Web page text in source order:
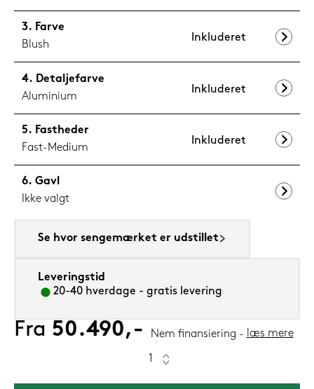
Farve
Blush
Inkluderet
Detaljefarve
Aluminium
Inkluderet
Fastheder
Fast-Medium
Inkluderet
Gavl
Ikke valgt
Se hvor sengemærket er udstillet
Leveringstid
20-40 hverdage - gratis levering
Fra 50.490,- Nem finansiering læs mere